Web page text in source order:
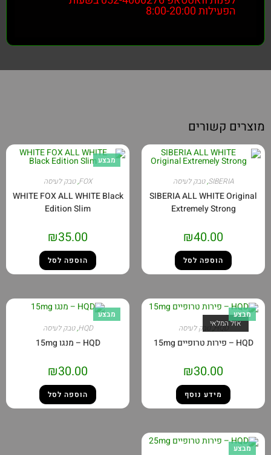
הפעילות 8:00-20:00
מוצרים קשורים
SIBERIA
,טבק לעיסה
SIBERIA ALL WHITE Original
Extremely Strong
₪40.00
הוספה לסל
מבצע
FOX
,טבק לעיסה
WHITE FOX ALL WHITE Black
Edition Slim
₪35.00
הוספה לסל
אזל המלאי
מבצע
HQD
, טבק לעיסה
HQD – פירות טרופיים 15mg
₪30.00
מידע נוסף
מבצע
HQD
,טבק לעיסה
HQD – מנגו 15mg
₪30.00
הוספה לסל
מבצע